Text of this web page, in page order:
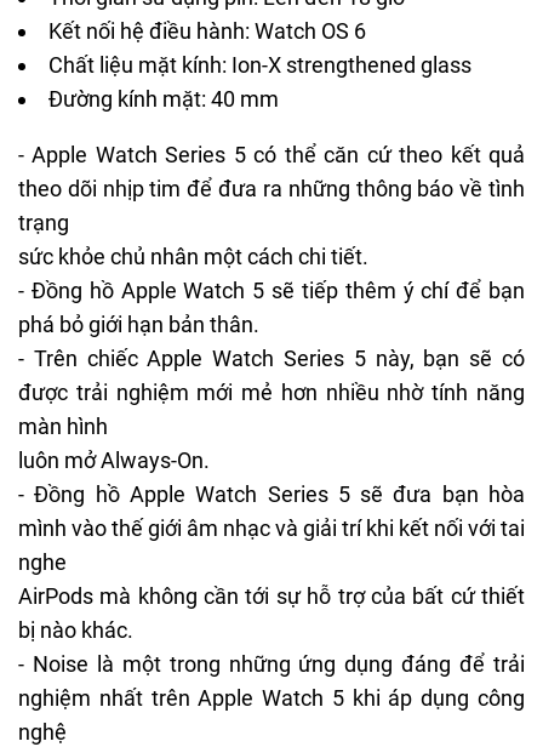
Kết nối hệ điều hành: Watch OS 6
Chất liệu mặt kính: Ion-X strengthened glass
Đường kính mặt: 40 mm
- Apple Watch Series 5 có thể căn cứ theo kết quả
theo dõi nhịp tim để đưa ra những thông báo về tình
trạng
sức khỏe chủ nhân một cách chi tiết.
- Đồng hồ Apple Watch 5 sẽ tiếp thêm ý chíđể bạn
phá bỏ giới hạn bản thân.
- Trên chiếc Apple Watch Series 5 này, bạn sẽ có
được trải nghiệm mới mẻ hơn nhiều nhờ tính năng
màn hình
luôn mở Always-On.
- Đồng hồ Apple Watch Series 5 sẽ đưa bạn hòa
mình vào thế giới âm nhạc và giải trí khi kết nối với tai
nghe
AirPods mà không cần tới sự hỗ trợ của bất cứ thiết
bị nào khác.
- Noise là một trong những ứng dụng đáng để trải
nghiệm nhất trên Apple Watch 5 khi áp dụng công
nghệ